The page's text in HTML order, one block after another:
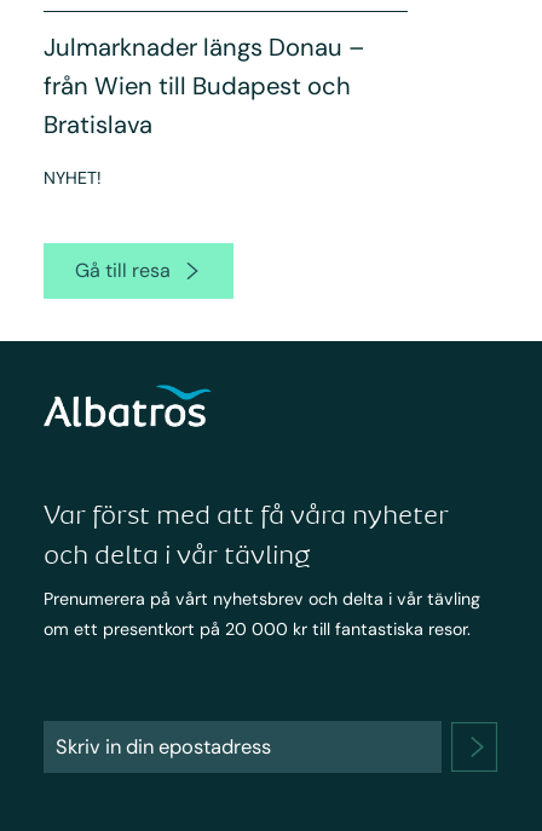
Julmarknader längs Donau –
från Wien till Budapest och
Bratislava
NYHET!
Gå till resa
Var först med att få våra nyheter
och delta i vår tävling
Prenumerera på vårt nyhetsbrev och delta i vår tävling
om ett presentkort på 20 000 kr till fantastiska resor.